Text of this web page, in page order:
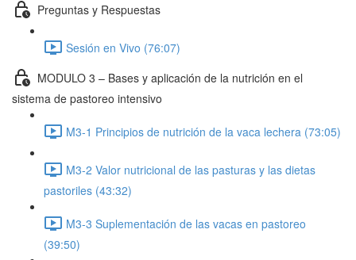
Preguntas y Respuestas
Sesión en Vivo (76:07)
MODULO 3 – Bases y aplicación de la nutrición en el
sistema de pastoreo intensivo
M3-1 Principios de nutrición de la vaca lechera (73:05)
M3-2 Valor nutricional de las pasturas y las dietas
pastoriles (43:32)
M3-3 Suplementación de las vacas en pastoreo
(39:50)